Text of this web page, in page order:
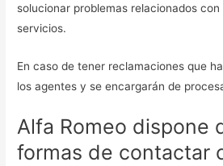
solucionar problemas relacionados
servicios.
En caso de tener reclamaciones que
los agentes y se encargarán de
Alfa Romeo dispone
formas de contactar